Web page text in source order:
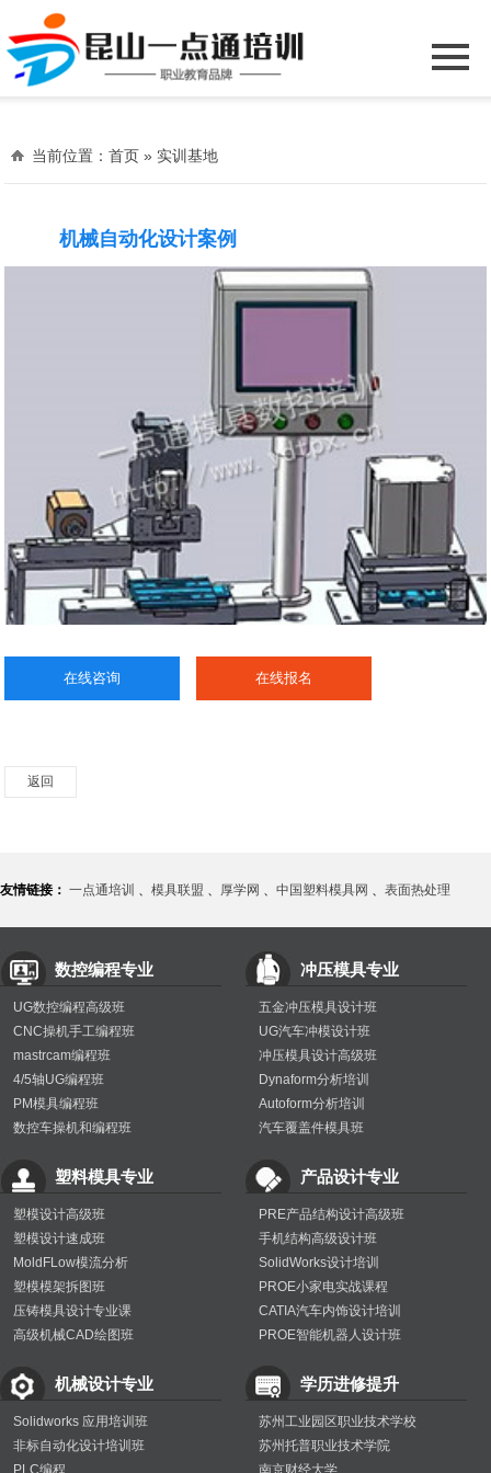
当前位置：首页 » 实训基地
机械自动化设计案例
在线咨询 在线报名
返回
友情链接： 一点通培训 、 模具联盟 、 厚学网 、 中国塑料模具网 、 表面热处理
数控编程专业
UG数控编程高级班
CNC操机手工编程班
mastrcam编程班
4/5轴UG编程班
PM模具编程班
数控车操机和编程班
冲压模具专业
五金冲压模具设计班
UG汽车冲模设计班
冲压模具设计高级班
Dynaform分析培训
Autoform分析培训
汽车覆盖件模具班
塑料模具专业
塑模设计高级班
塑模设计速成班
MoldFLow模流分析
塑模模架拆图班
压铸模具设计专业课
高级机械CAD绘图班
产品设计专业
PRE产品结构设计高级班
手机结构高级设计班
SolidWorks设计培训
PROE小家电实战课程
CATIA汽车内饰设计培训
PROE智能机器人设计班
机械设计专业
Solidworks 应用培训班
非标自动化设计培训班
学历进修提升
苏州工业园区职业技术学校
苏州托普职业技术学院